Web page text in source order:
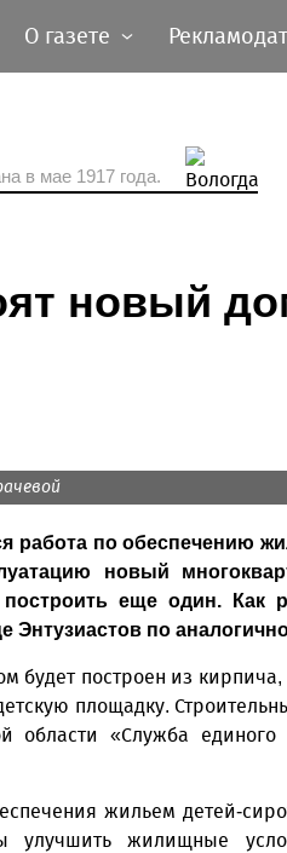
О газете
в мае 1917 года.
новый
работа по обеспечению
новый
еще один. Как
Энтузиастов по
будет построен из
площадку.
области «Служба
жильем детей-
улучшить жилищные